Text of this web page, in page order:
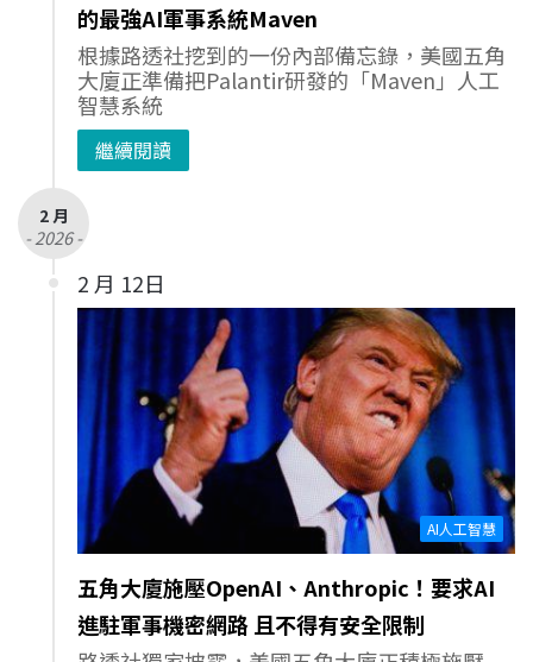
的最強AI軍事系統Maven
根據路透社挖到的一份內部備忘錄，美國五角
大廈正準備把Palantir研發的「Maven」人工
智慧系統
繼續閱讀
2 月
- 2026 -
2 月 12日
AI人工智慧
五角大廈施壓OpenAI、Anthropic！要求AI
進駐軍事機密網路 且不得有安全限制